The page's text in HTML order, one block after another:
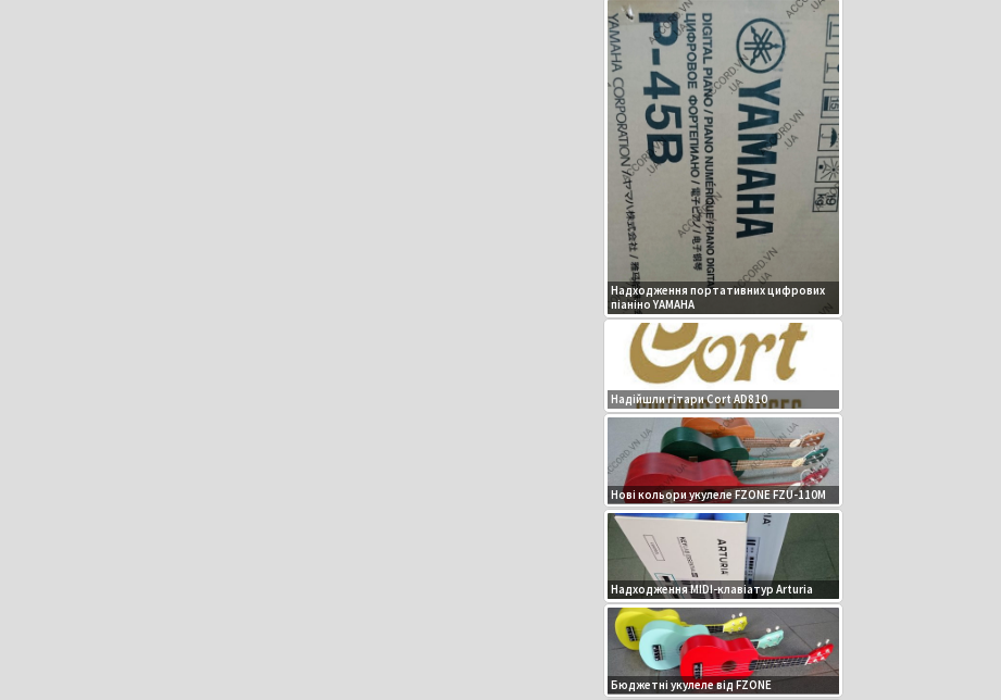
Надходження портативних цифрових
піаніно YAMAHA
Надійшли гітари Cort AD810
Нові кольори укулеле FZONE FZU-110M
Надходження MIDI-клавіатур Arturia
Бюджетні укулеле від FZONE